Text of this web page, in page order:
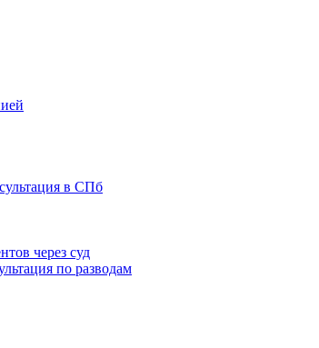
в СПб
через суд
по разводам